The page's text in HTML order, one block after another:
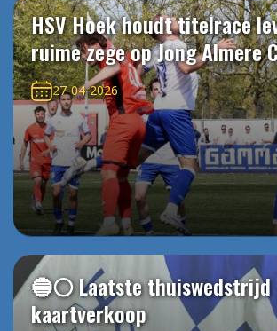
HSV Hoek houdt titelrace
ruime zege op Jong Almere
27-04-2026
🔵⚪️ Laatste thuiswedstrijd
kaartverkoop